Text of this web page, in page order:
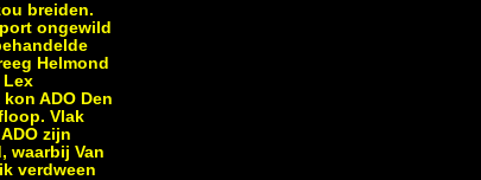
breiden.
ongewild
Helmond
Lex
ADO Den
Vlak
zijn
waarbij Van
verdween